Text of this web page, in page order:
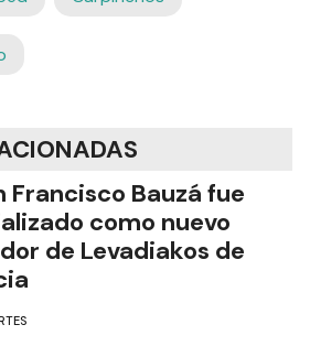
Francisco Bauzá fue
como nuevo
de Levadiakos de